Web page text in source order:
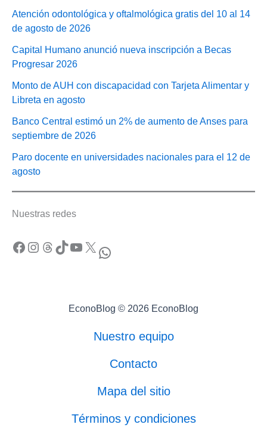
Atención odontológica y oftalmológica gratis del 10 al 14
de agosto de 2026
Capital Humano anunció nueva inscripción a Becas
Progresar 2026
Monto de AUH con discapacidad con Tarjeta Alimentar y
Libreta en agosto
Banco Central estimó un 2% de aumento de Anses para
septiembre de 2026
Paro docente en universidades nacionales para el 12 de
agosto
Nuestras redes
Facebook Instagram Threads TikTok YouTube X WhatsApp
EconoBlog © 2026 EconoBlog
Nuestro equipo
Contacto
Mapa del sitio
Términos y condiciones